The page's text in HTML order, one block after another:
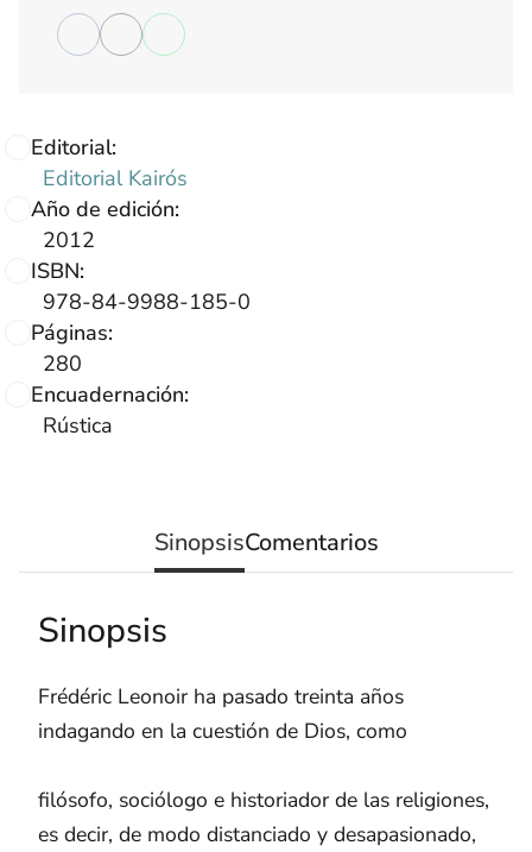
Editorial:
Editorial Kairós
Año de edición:
2012
ISBN:
978-84-9988-185-0
Páginas:
280
Encuadernación:
Rústica
SinopsisComentarios
Sinopsis
Frédéric Leonoir ha pasado treinta años
indagando en la cuestión de Dios, como
filósofo, sociólogo e historiador de las religiones,
es decir, de modo distanciado y desapasionado,